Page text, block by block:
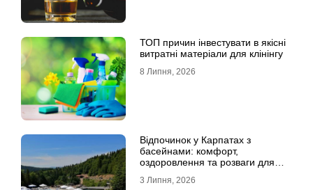
ТОП причин інвестувати в якісні
витратні матеріали для клінінгу
8 Липня, 2026
Відпочинок у Карпатах з
басейнами: комфорт,
оздоровлення та розваги для
3 Липня, 2026